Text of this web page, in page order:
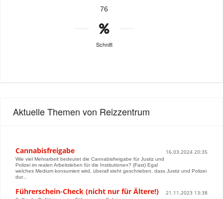
76
Schnitt
Aktuelle Themen von Reizzentrum
Cannabisfreigabe 16.03.2024 20:35
Wie viel Mehrarbeit bedeutet die Cannabisfreigabe für Justiz und
Polizei im realen Arbeitsleben für die Institutionen? (Fast) Egal
welches Medium konsumiert wird, überall steht geschrieben, dass Justiz und Polizei
dur...
Führerschein-Check (nicht nur für Ältere!) 21.11.2023 13:38